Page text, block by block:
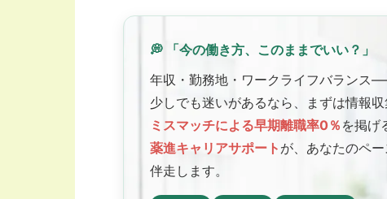
💭 「今の働き方、このままでいい？」
年収・勤務地・ワークライフバランス
少しでも迷いがあるなら、まずは情報収
ミスマッチによる早期離職率0％ を掲げ
薬進キャリアサポート が、あなたのペ
伴走します。